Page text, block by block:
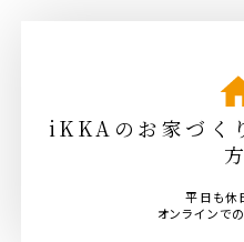
iKKAのお家づく
平日も休
オンラインで